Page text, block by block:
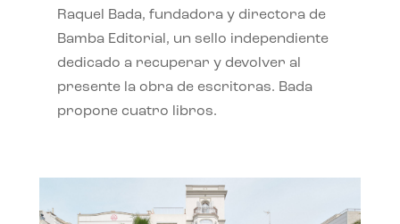
Raquel Bada, fundadora y directora de
Bamba Editorial, un sello independiente
dedicado a recuperar y devolver al
presente la obra de escritoras. Bada
propone cuatro libros.